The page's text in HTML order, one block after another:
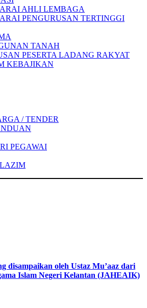
AHLI LEMBAGA
PENGURUSAN TERTINGGI
TANAH
PESERTA LADANG RAKYAT
KEBAJIKAN
/ TENDER
PEGAWAI
disampaikan oleh Ustaz Mu’aaz dari
Islam Negeri Kelantan (JAHEAIK)